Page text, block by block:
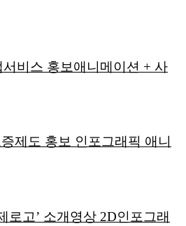
서비스 홍보애니메이션 + 사
제도 홍보 인포그래픽 애니
로고’ 소개영상 2D인포그래